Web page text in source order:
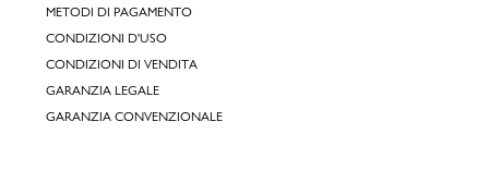
METODI DI PAGAMENTO
CONDIZIONI D'USO
CONDIZIONI DI VENDITA
GARANZIA LEGALE
GARANZIA CONVENZIONALE